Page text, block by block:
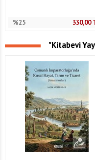
%25 330,00
"Kitabevi